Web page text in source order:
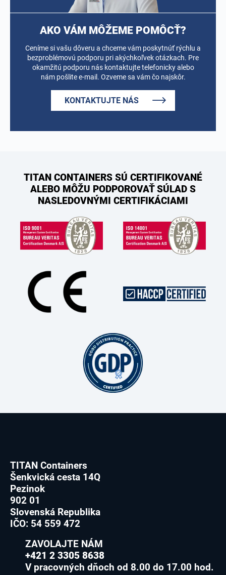
AKO VÁM MÔŽEME POMÔCŤ?
Ceníme si vašu dôveru a chceme vám poskytnúť rýchlu a
bezproblémovú podporu pri akýchkoľvek otázkach. Pre
okamžitú podporu nás kontaktujte telefonicky alebo
nám pošlite e-mail. Ozveme sa vám čo najskôr.
KONTAKTUJTE NÁS
TITAN CONTAINERS SÚ CERTIFIKOVANÉ
ALEBO MÔŽU PODPOROVAŤ SÚLAD S
NASLEDOVNÝMI CERTIFIKÁCIAMI
TITAN Containers
Šenkvická cesta 14Q
Pezinok
902 01
Slovenská Republika
IČO: 54 559 472
ZAVOLAJTE NÁM
+421 2 3305 8638
V pracovných dňoch od 8.00 do 17.00 hod.